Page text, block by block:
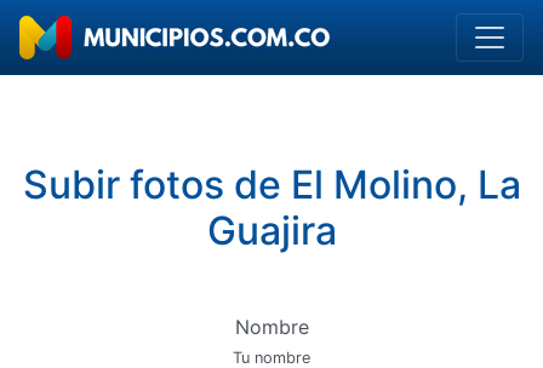
Subir fotos de El Molino, La
Guajira
Nombre
Tu nombre